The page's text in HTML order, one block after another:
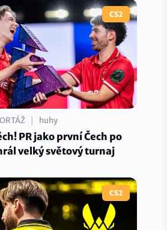
CS2
huhy
PR jako první Čech po
velký světový turnaj
CS2